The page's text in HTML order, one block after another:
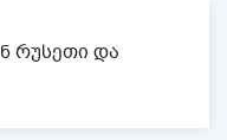
რუსეთი და